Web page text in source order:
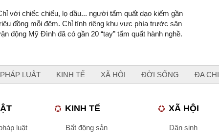
với chiếc chiếu, lọ dầu... người tẩm quất dạo kiếm gần
đồng mỗi đêm. Chỉ tính riêng khu vực phía trước sân
động Mỹ Đình đã có gần 20 “tay” tẩm quất hành nghề.
PHÁP LUẬT KINH TẾ XÃ HỘI ĐỜI SỐNG ĐA
luật
KINH TẾ
Bất động sản
XÃ HỘI
Dân sinh